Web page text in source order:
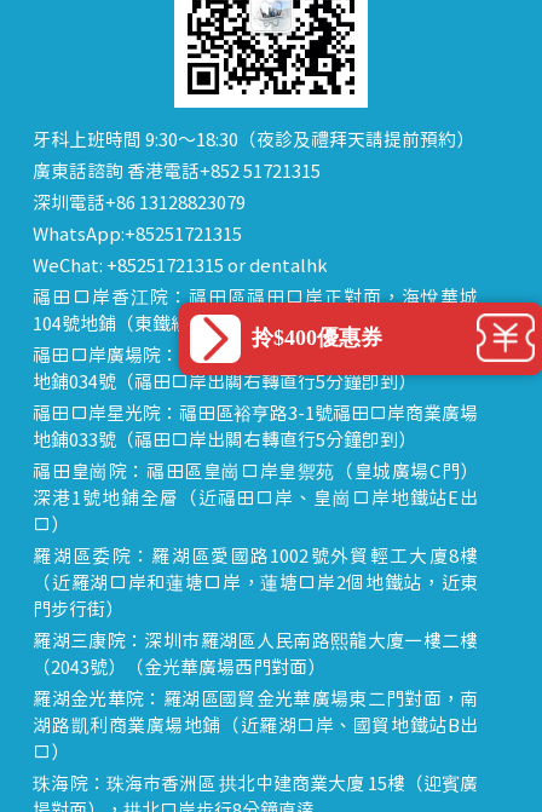
牙科上班時間 9:30～18:30（夜診及禮拜天請提前預約）
廣東話諮詢 香港電話+852 51721315
深圳電話+86 13128823079
WhatsApp:+85251721315
WeChat: +85251721315 or dentalhk
福田口岸香江院：福田區福田口岸正對面，海悅華城
104號地鋪（東鐵線落馬洲站出關對面即到）
福田口岸廣場院：福田區裕亨路3-1號福田口岸商業廣場
地鋪034號（福田口岸出關右轉直行5分鐘即到）
福田口岸星光院：福田區裕亨路3-1號福田口岸商業廣場
地鋪033號（福田口岸出關右轉直行5分鐘即到）
福田皇崗院：福田區皇崗口岸皇禦苑（皇城廣場C門）
深港1號地鋪全層（近福田口岸、皇崗口岸地鐵站E出
口）
羅湖區委院：羅湖區愛國路1002號外貿輕工大廈8樓
（近羅湖口岸和蓮塘口岸，蓮塘口岸2個地鐵站，近東
門步行街）
羅湖三康院：深圳市羅湖區人民南路熙龍大廈一樓二樓
（2043號）（金光華廣場西門對面）
羅湖金光華院：羅湖區國貿金光華廣場東二門對面，南
湖路凱利商業廣場地鋪（近羅湖口岸、國貿地鐵站B出
口）
珠海院：珠海市香洲區 拱北中建商業大廈 15樓（迎賓廣
拎$400優惠券